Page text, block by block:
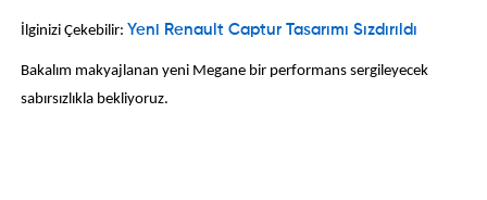
İlginizi Çekebilir: Yeni Renault Captur Tasarımı Sızdırıldı
Bakalım makyajlanan yeni Megane bir performans sergileyecek
sabırsızlıkla bekliyoruz.